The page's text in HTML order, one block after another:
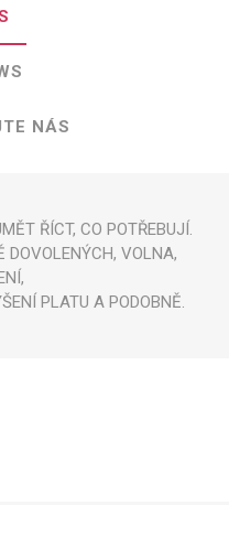
NÁS
ŘÍCT, CO POTŘEBUJÍ.
DOVOLENÝCH, VOLNA,
PLATU A PODOBNĚ.